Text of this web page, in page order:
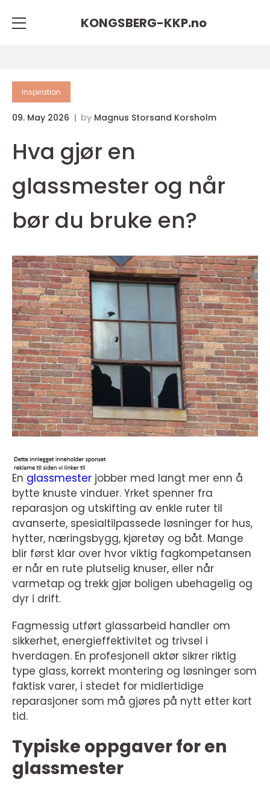
KONGSBERG-KKP.no
inspiration
09. May 2026 by Magnus Storsand Korsholm
Hva gjør en
glassmester og når
bør du bruke en?
En glassmester jobber med langt mer enn å
bytte knuste vinduer. Yrket spenner fra
reparasjon og utskifting av enkle ruter til
avanserte, spesialtilpassede løsninger for hus,
hytter, næringsbygg, kjøretøy og båt. Mange
blir først klar over hvor viktig fagkompetansen
er når en rute plutselig knuser, eller når
varmetap og trekk gjør boligen ubehagelig og
dyr i drift.
Fagmessig utført glassarbeid handler om
sikkerhet, energieffektivitet og trivsel i
hverdagen. En profesjonell aktør sikrer riktig
type glass, korrekt montering og løsninger som
faktisk varer, i stedet for midlertidige
reparasjoner som må gjøres på nytt etter kort
tid.
Typiske oppgaver for en
glassmester